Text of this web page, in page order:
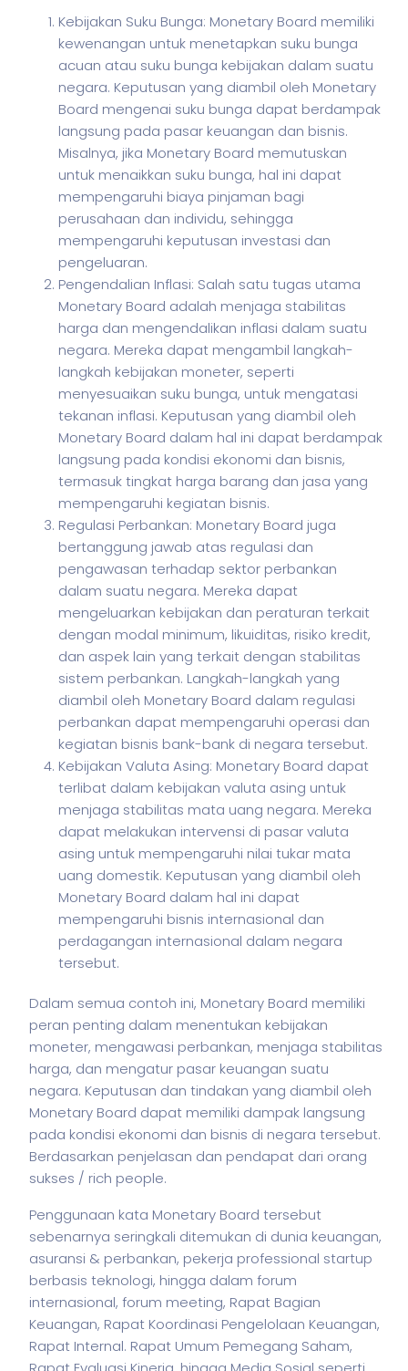
Kebijakan Suku Bunga: Monetary Board memiliki
kewenangan untuk menetapkan suku bunga
acuan atau suku bunga kebijakan dalam suatu
negara. Keputusan yang diambil oleh Monetary
Board mengenai suku bunga dapat berdampak
langsung pada pasar keuangan dan bisnis.
Misalnya, jika Monetary Board memutuskan
untuk menaikkan suku bunga, hal ini dapat
mempengaruhi biaya pinjaman bagi
perusahaan dan individu, sehingga
mempengaruhi keputusan investasi dan
pengeluaran.
Pengendalian Inflasi: Salah satu tugas utama
Monetary Board adalah menjaga stabilitas
harga dan mengendalikan inflasi dalam suatu
negara. Mereka dapat mengambil langkah-
langkah kebijakan moneter, seperti
menyesuaikan suku bunga, untuk mengatasi
tekanan inflasi. Keputusan yang diambil oleh
Monetary Board dalam hal ini dapat berdampak
langsung pada kondisi ekonomi dan bisnis,
termasuk tingkat harga barang dan jasa yang
mempengaruhi kegiatan bisnis.
Regulasi Perbankan: Monetary Board juga
bertanggung jawab atas regulasi dan
pengawasan terhadap sektor perbankan
dalam suatu negara. Mereka dapat
mengeluarkan kebijakan dan peraturan terkait
dengan modal minimum, likuiditas, risiko kredit,
dan aspek lain yang terkait dengan stabilitas
sistem perbankan. Langkah-langkah yang
diambil oleh Monetary Board dalam regulasi
perbankan dapat mempengaruhi operasi dan
kegiatan bisnis bank-bank di negara tersebut.
Kebijakan Valuta Asing: Monetary Board dapat
terlibat dalam kebijakan valuta asing untuk
menjaga stabilitas mata uang negara. Mereka
dapat melakukan intervensi di pasar valuta
asing untuk mempengaruhi nilai tukar mata
uang domestik. Keputusan yang diambil oleh
Monetary Board dalam hal ini dapat
mempengaruhi bisnis internasional dan
perdagangan internasional dalam negara
tersebut.
Dalam semua contoh ini, Monetary Board memiliki
peran penting dalam menentukan kebijakan
moneter, mengawasi perbankan, menjaga stabilitas
harga, dan mengatur pasar keuangan suatu
negara. Keputusan dan tindakan yang diambil oleh
Monetary Board dapat memiliki dampak langsung
pada kondisi ekonomi dan bisnis di negara tersebut.
Berdasarkan penjelasan dan pendapat dari orang
sukses / rich people.
Penggunaan kata Monetary Board tersebut
sebenarnya seringkali ditemukan di dunia keuangan,
asuransi & perbankan, pekerja professional startup
berbasis teknologi, hingga dalam forum
internasional, forum meeting, Rapat Bagian
Keuangan, Rapat Koordinasi Pengelolaan Keuangan,
Rapat Internal. Rapat Umum Pemegang Saham,